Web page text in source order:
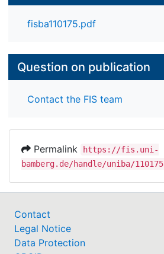
fisba110175.pdf
Question on publication
Contact the FIS team
Permalink
https://fis.uni-
bamberg.de/handle/uniba/110175
Contact
Legal Notice
Data Protection